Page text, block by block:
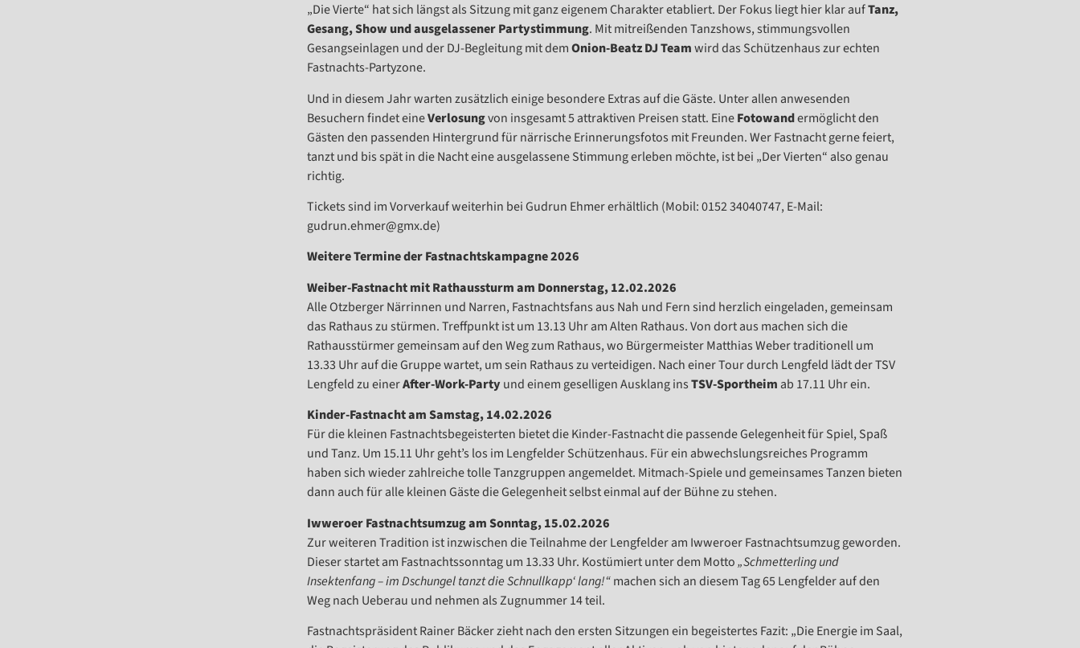
„Die Vierte“ hat sich längst als Sitzung mit ganz eigenem Charakter etabliert. Der Fokus liegt hier klar aufTanz,
Gesang, Show und ausgelassener Partystimmung. Mit mitreißenden Tanzshows, stimmungsvollen
Gesangseinlagen und der DJ-Begleitung mit demOnion-Beatz DJ Teamwird das Schützenhaus zur echten
Fastnachts-Partyzone.
Und in diesem Jahr warten zusätzlich einige besondere Extras auf die Gäste. Unter allen anwesenden
Besuchern findet eineVerlosungvon insgesamt 5 attraktiven Preisen statt. EineFotowandermöglicht den
Gästen den passenden Hintergrund für närrische Erinnerungsfotos mit Freunden. Wer Fastnacht gerne feiert,
tanzt und bis spät in die Nacht eine ausgelassene Stimmung erleben möchte, ist bei „Der Vierten“ also genau
richtig.
Tickets sind im Vorverkauf weiterhin bei Gudrun Ehmer erhältlich (Mobil: 0152 34040747, E-Mail:
gudrun.ehmer@gmx.de)
Weitere Termine der Fastnachtskampagne 2026
Weiber-Fastnacht mit Rathaussturm am Donnerstag, 12.02.2026
Alle Otzberger Närrinnen und Narren, Fastnachtsfans aus Nah und Fern sind herzlich eingeladen, gemeinsam
das Rathaus zu stürmen. Treffpunkt ist um 13.13 Uhr am Alten Rathaus. Von dort aus machen sich die
Rathausstürmer gemeinsam auf den Weg zum Rathaus, wo Bürgermeister Matthias Weber traditionell um
13.33 Uhr auf die Gruppe wartet, um sein Rathaus zu verteidigen. Nach einer Tour durch Lengfeld lädt der TSV
Lengfeld zu einerAfter-Work-Partyund einem geselligen Ausklang insTSV-Sportheim ab 17.11 Uhr ein.
Kinder-Fastnacht am Samstag, 14.02.2026
Für die kleinen Fastnachtsbegeisterten bietet die Kinder-Fastnacht die passende Gelegenheit für Spiel, Spaß
und Tanz. Um 15.11 Uhr geht’s los im Lengfelder Schützenhaus. Für ein abwechslungsreiches Programm
haben sich wieder zahlreiche tolle Tanzgruppen angemeldet. Mitmach-Spiele und gemeinsames Tanzen bieten
dann auch für alle kleinen Gäste die Gelegenheit selbst einmal auf der Bühne zu stehen.
Iwweroer Fastnachtsumzug am Sonntag, 15.02.2026
Zur weiteren Tradition ist inzwischen die Teilnahme der Lengfelder am Iwweroer Fastnachtsumzug geworden.
Dieser startet am Fastnachtssonntag um 13.33 Uhr. Kostümiert unter dem Motto„Schmetterling und
Insektenfang – im Dschungel tanzt die Schnullkapp‘ lang!“machen sich an diesem Tag 65 Lengfelder auf den
Weg nach Ueberau und nehmen als Zugnummer 14 teil.
Fastnachtspräsident Rainer Bäcker zieht nach den ersten Sitzungen ein begeistertes Fazit: „Die Energie im Saal,